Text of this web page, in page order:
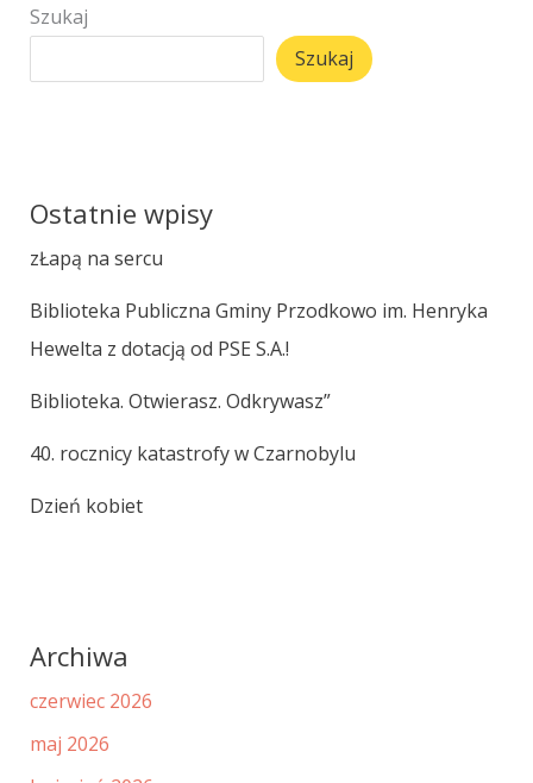
Szukaj
Szukaj
Ostatnie wpisy
zŁapą na sercu
Biblioteka Publiczna Gminy Przodkowo im. Henryka
Hewelta z dotacją od PSE S.A.!
Biblioteka. Otwierasz. Odkrywasz”
40. rocznicy katastrofy w Czarnobylu
Dzień kobiet
Archiwa
czerwiec 2026
maj 2026